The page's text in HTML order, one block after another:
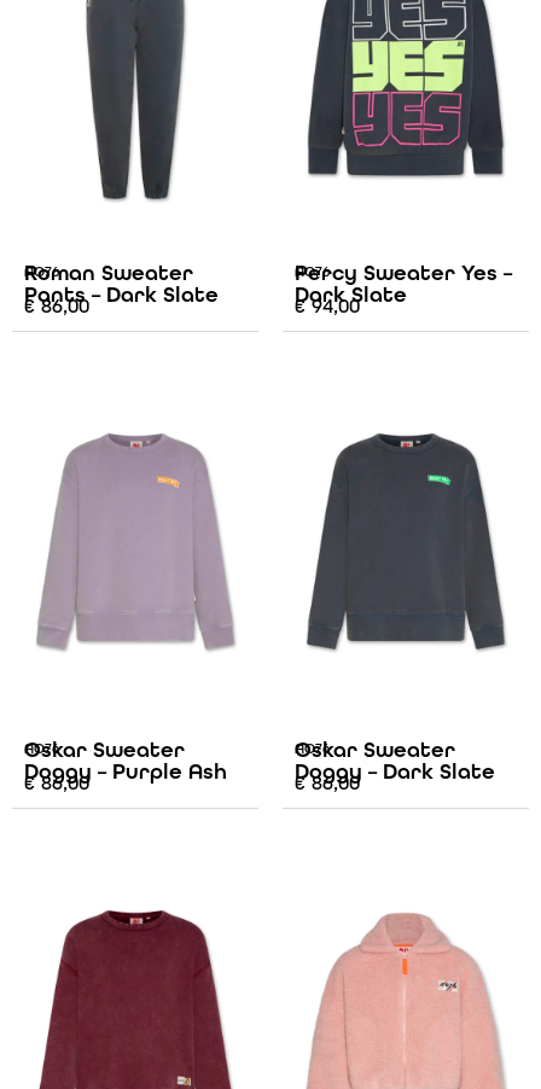
AO76
Roman Sweater
Pants – Dark Slate
€86,00
AO76
Percy Sweater Yes –
Dark Slate
€94,00
AO76
Oskar Sweater
Doggy – Purple Ash
€86,00
AO76
Oskar Sweater
Doggy – Dark Slate
€86,00